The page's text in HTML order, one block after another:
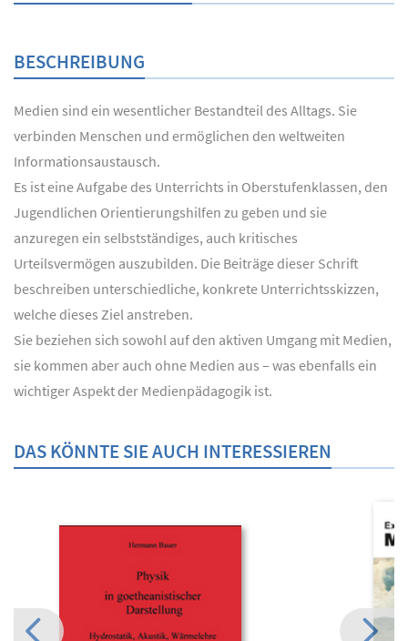
BESCHREIBUNG
Medien sind ein wesentlicher Bestandteil des Alltags. Sie
verbinden Menschen und ermöglichen den weltweiten
Informationsaustausch.
Es ist eine Aufgabe des Unterrichts in Oberstufenklassen, den
Jugendlichen Orientierungshilfen zu geben und sie
anzuregen ein selbstständiges, auch kritisches
Urteilsvermögen auszubilden. Die Beiträge dieser Schrift
beschreiben unterschiedliche, konkrete Unterrichtsskizzen,
welche dieses Ziel anstreben.
Sie beziehen sich sowohl auf den aktiven Umgang mit Medien,
sie kommen aber auch ohne Medien aus – was ebenfalls ein
wichtiger Aspekt der Medienpädagogik ist.
DAS KÖNNTE SIE AUCH INTERESSIEREN